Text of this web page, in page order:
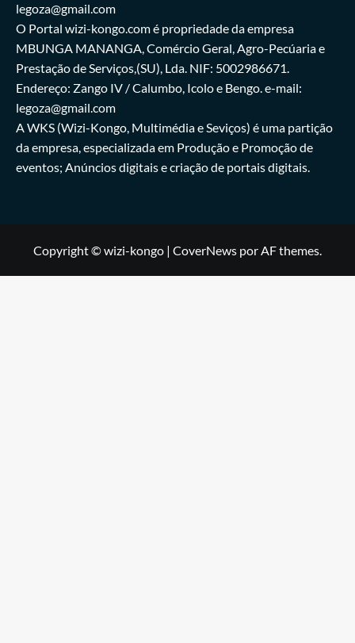
legoza@gmail.com
O Portal wizi-kongo.com é propriedade da empresa
MBUNGA MANANGA, Comércio Geral, Agro-Pecúaria e
Prestação de Serviços,(SU), Lda. NIF: 5002986671.
Endereço: Zango IV / Calumbo, Icolo e Bengo. e-mail:
legoza@gmail.com
A WKS (Wizi-Kongo, Multimédia e Seviços) é uma partição
da empresa, especializada em Produção e Promoção de
eventos; Anúncios digitais e criação de portais digitais.
Copyright © wizi-kongo | CoverNews por AF themes.